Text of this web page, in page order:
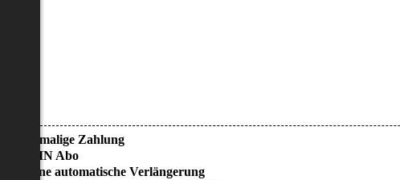
• Einmalige Zahlung
• KEIN Abo
• Keine automatische Verlängerung